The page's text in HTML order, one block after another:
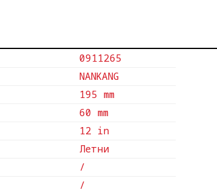
0911265
NANKANG
195 mm
60 mm
12 in
Летни
/
/